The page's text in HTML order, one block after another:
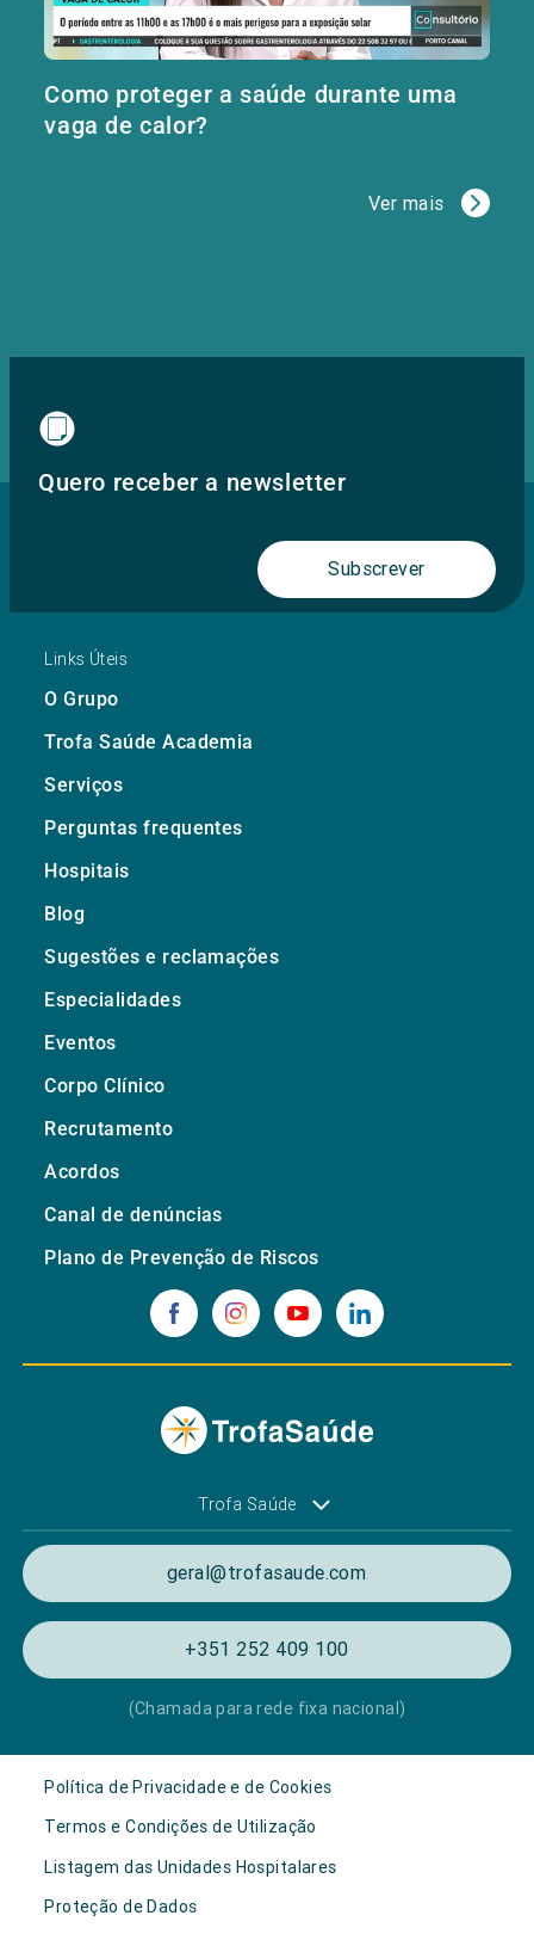
Como proteger a saúde durante uma
vaga de calor?
Ver mais
Quero receber a newsletter
Subscrever
Links Úteis
O Grupo
Trofa Saúde Academia
Serviços
Perguntas frequentes
Hospitais
Blog
Sugestões e reclamações
Especialidades
Eventos
Corpo Clínico
Recrutamento
Acordos
Canal de denúncias
Plano de Prevenção de Riscos
Trofa Saúde
geral@trofasaude.com
+351 252 409 100
(Chamada para rede fixa nacional)
Política de Privacidade e de Cookies
Termos e Condições de Utilização
Listagem das Unidades Hospitalares
Proteção de Dados